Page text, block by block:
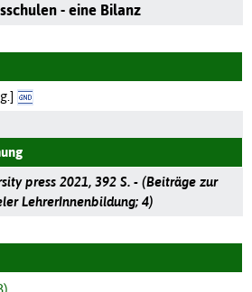
- eine Bilanz
press 2021, 392 S. - (Beiträge zur
LehrerInnenbildung; 4)